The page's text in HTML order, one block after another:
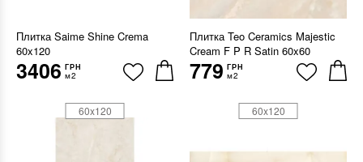
Плитка Saime Shine Crema
60x120
3406 ГРН
м2
Плитка Teo Ceramics Majestic
Cream F P R Satin 60x60
779 ГРН
м2
60x120 60x120